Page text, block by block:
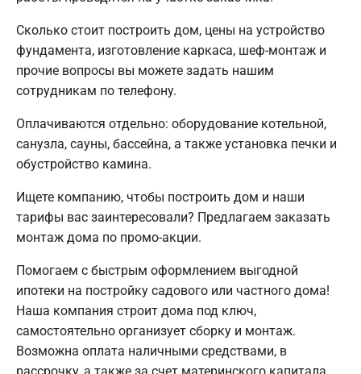
Сколько стоит построить дом, цены на устройство
фундамента, изготовление каркаса, шеф-монтаж и
прочие вопросы вы можете задать нашим
сотрудникам по телефону.
Оплачиваются отдельно: оборудование котельной,
санузла, сауны, бассейна, а также установка печки и
обустройство камина.
Ищете компанию, чтобы построить дом и наши
тарифы вас заинтересовали? Предлагаем заказать
монтаж дома по промо-акции.
Помогаем с быстрым оформлением выгодной
ипотеки на постройку садового или частного дома!
Наша компания строит дома под ключ,
самостоятельно организует сборку и монтаж.
Возможна оплата наличными средствами, в